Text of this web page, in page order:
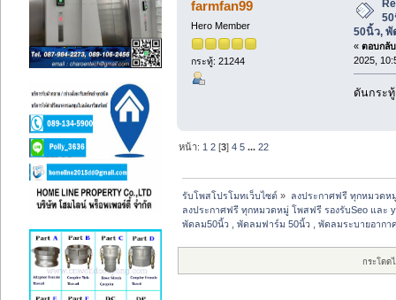
farmfan99
Hero Member
กระทู้: 21244
50นิ้ว, พั
« ตอบกลั
2025,
ดันกระ
หน้า: 1 2 [3]4 5 ...22
รับโพสโปรโมทเว็บไซต์ » ลงประกาศฟรี ทุกหมวดห
ลงประกาศฟรี ทุกหมวดหมู่ โพสฟรี รองรับSeo และ
พัดลม50นิ้ว , พัดลมฟาร์ม 50นิ้ว , พัดลมระบายอากา
กระโดด